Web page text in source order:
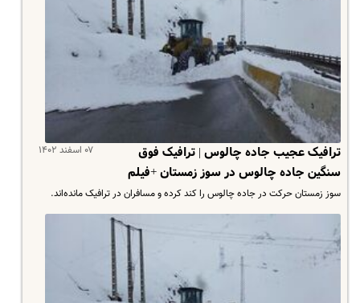
۰۷ اسفند ۱۴۰۲
ترافیک عجیب جاده چالوس | ترافیک فوق
سنگین جاده چالوس در سوز زمستان +فیلم
سوز زمستان حرکت در جاده چالوس را کند کرده و مسافران در ترافیک مانده‌اند.